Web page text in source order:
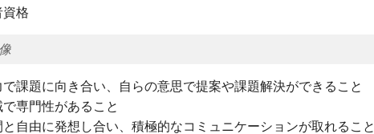
資格
で課題に向き合い、自らの意思で提案や課題解決ができること
で専門性があること
と自由に発想し合い、積極的なコミュニケーションが取れること